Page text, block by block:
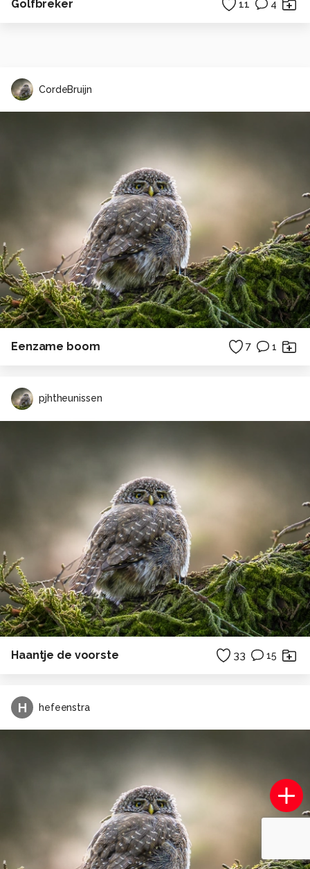
Golfbreker 11 4
CordeBruijn
Eenzame boom 7 1
pjhtheunissen
Haantje de voorste 33 15
H hefeenstra